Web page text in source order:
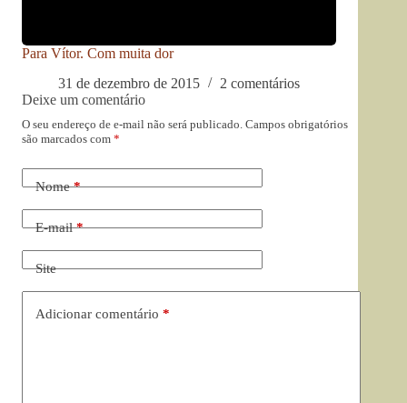
Para Vítor. Com muita dor
31 de dezembro de 2015
2 comentários
Deixe um comentário
O seu endereço de e-mail não será publicado. Campos obrigatórios
são marcados com *
Nome*
E-mail*
Site
Adicionar comentário *